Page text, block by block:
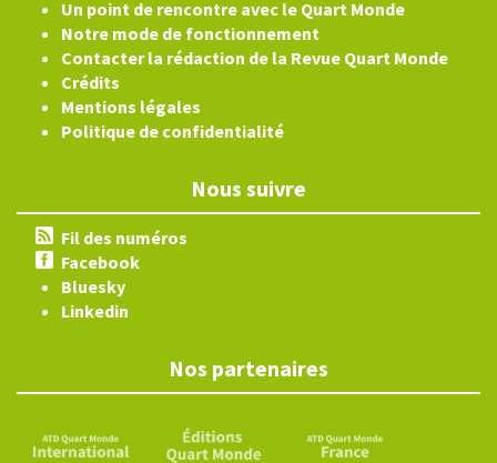
Un point de rencontre avec le Quart Monde
Notre mode de fonctionnement
Contacter la rédaction de la Revue Quart Monde
Crédits
Mentions légales
Politique de confidentialité
Nous suivre
Fil des numéros
Facebook
Bluesky
Linkedin
Nos partenaires